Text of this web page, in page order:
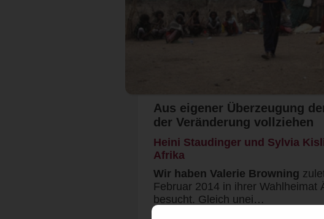
Aus eigener Überzeugung
der Veränderung vollziehen
Heini Staudinger und Sylvia
Afrika
Wir haben Valerie Browning
Februar 2014 in ihrer Wahlheimat
besucht. Gleich unei…